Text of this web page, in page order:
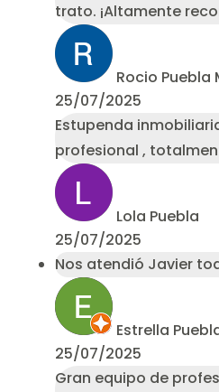
trato. ¡Altamente
Rocio Puebla
25/07/2025
Estupenda
profesional ,
Lola Puebla
25/07/2025
Nos atendió Javier
Estrella
25/07/2025
Gran equipo de